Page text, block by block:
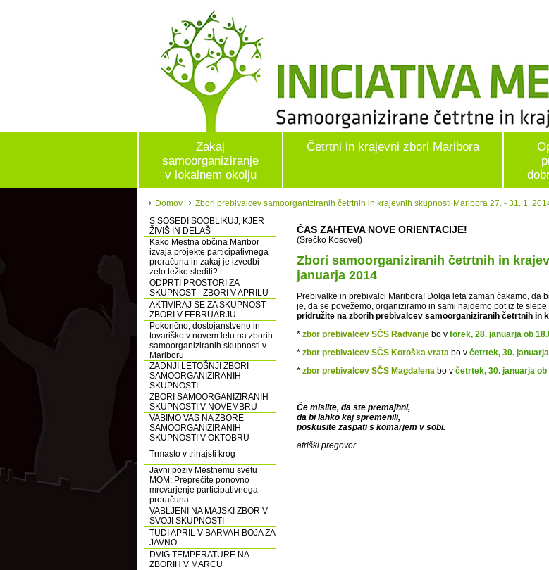
Zakaj
samoorganiziranje
v lokalnem okolju
Četrtni in krajevni zbori Maribora
Domov
Zbori prebivalcev samoorganiziranih četrtnih in krajevnih skupnosti Maribora 27. - 31. 1.
S SOSEDI SOOBLIKUJ, KJER
ŽIVIŠ IN DELAŠ
Kako Mestna občina Maribor
izvaja projekte participativnega
proračuna in zakaj je izvedbi
zelo težko slediti?
ODPRTI PROSTORI ZA
SKUPNOST - ZBORI V APRILU
AKTIVIRAJ SE ZA SKUPNOST -
ZBORI V FEBRUARJU
Pokončno, dostojanstveno in
tovariško v novem letu na zborih
samoorganiziranih skupnosti v
Mariboru
ZADNJI LETOŠNJI ZBORI
SAMOORGANIZIRANIH
SKUPNOSTI
ZBORI SAMOORGANIZIRANIH
SKUPNOSTI V NOVEMBRU
VABIMO VAS NA ZBORE
SAMOORGANIZIRANIH
SKUPNOSTI V OKTOBRU
Trmasto v trinajsti krog
Javni poziv Mestnemu svetu
MOM: Preprečite ponovno
mrcvarjenje participativnega
proračuna
VABLJENI NA MAJSKI ZBOR V
SVOJI SKUPNOSTI
TUDI APRIL V BARVAH BOJA ZA
JAVNO
DVIG TEMPERATURE NA
ZBORIH V MARCU
ČAS ZAHTEVA NOVE ORIENTACIJE!
(Srečko Kosovel)
Zbori samoorganiziranih četrtnih in
januarja 2014
Prebivalke in prebivalci Maribora! Dolga leta zaman čakamo,
je, da se povežemo, organiziramo in sami najdemo pot iz te
pridružite na zborih prebivalcev samoorganiziranih četrtnih in
* zbor prebivalcev SČS Radvanje bo v torek, 28. januarja ob
* zbor prebivalcev SČS Koroška vrata bo v četrtek, 30.
* zbor prebivalcev SČS Magdalena bo v četrtek, 30. januarja ob
Če mislite, da ste premajhni,
da bi lahko kaj spremenili,
poskusite zaspati s komarjem v sobi.
afriški pregovor